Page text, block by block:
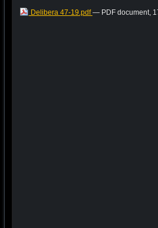
Delibera 47-19.pdf— PDF document,